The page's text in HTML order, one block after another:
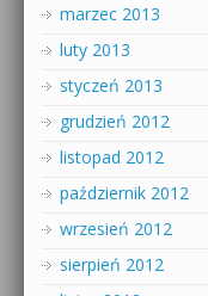
marzec 2013
luty 2013
styczeń 2013
grudzień 2012
listopad 2012
październik 2012
wrzesień 2012
sierpień 2012